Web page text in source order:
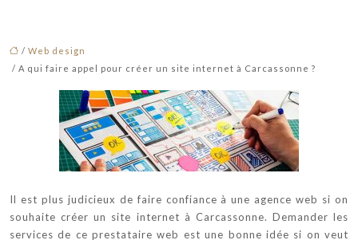
/ Web design
/ A qui faire appel pour créer un site internet à Carcassonne ?
Il est plus judicieux de faire confiance à une agence web si on
souhaite créer un site internet à Carcassonne. Demander les
services de ce prestataire web est une bonne idée si on veut